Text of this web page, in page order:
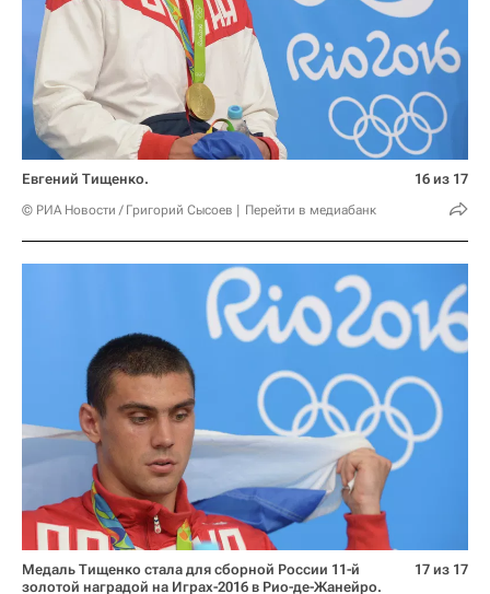
Евгений Тищенко.
© РИА Новости / Григорий Сысоев Перейти в медиабанк
16 из 17
Медаль Тищенко стала для сборной России 11-й
золотой наградой на Играх-2016 в Рио-де-Жанейро.
17 из 17